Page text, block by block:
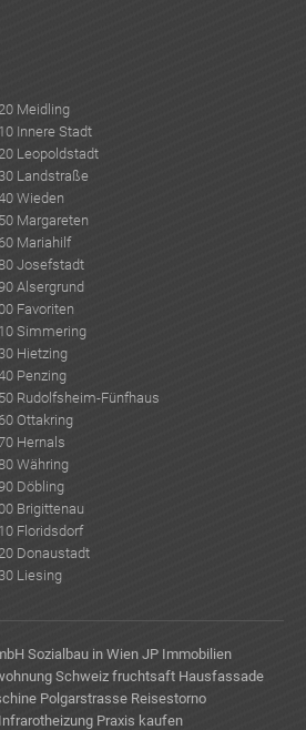
Meidling
Innere Stadt
Leopoldstadt
Landstraße
Wieden
Margareten
Mariahilf
Josefstadt
Alsergrund
Favoriten
Simmering
Hietzing
Penzing
Rudolfsheim-Fünfhaus
Ottakring
Hernals
Währing
Döbling
Brigittenau
Floridsdorf
Donaustadt
Liesing
Sozialbau in Wien JP Immobilien
Schweizfruchtsaft Hausfassade
Polgarstrasse Reisestorno
Infrarotheizung Praxis kaufen